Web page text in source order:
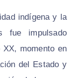
indígena y la
fue impulsado
momento en
del Estado y